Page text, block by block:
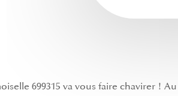
699315 va vous faire chavirer !